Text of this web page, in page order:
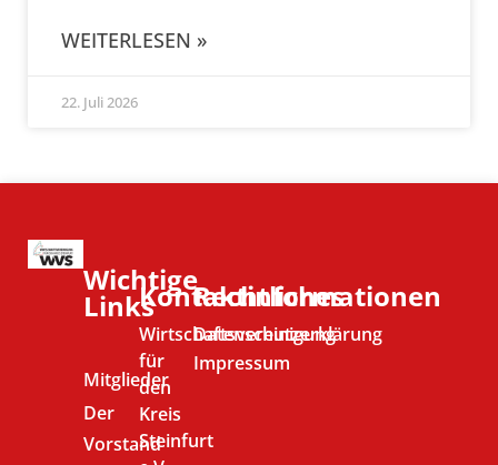
WEITERLESEN »
22. Juli 2026
Wichtige
Links
Mitglieder
Der
Vorstand
Kontaktinformationen
Wirtschaftsvereinigung
für
den
Kreis
Steinfurt
Rechtliches
Datenschutzerklärung
Impressum